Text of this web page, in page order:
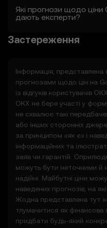
Які прогнози щодо
дають експерти?
Застереження
Інформація, представлена
прогнозами щодо цін на
із відгуків користувачів
OKX не бере участі у
не схвалює такі
або інших сторонніх
за принципом «як є» і
інформаційних та
заяв чи гарантій.
можуть бути неточними й
надійні. Майбутні ціни
наведених прогнозів, на
Жодна представлена тут
тлумачитися як
придбати будь-який
«останньої
відповідальність за
терміни мають
визначеннями в
OKX. У разі
застосовуватися
3. Функції
3.1 Функції
виключно на
принципом «як є»
3.2 Функції
містити:
• зведені або
джерел;
• аналітичні
інформаційного